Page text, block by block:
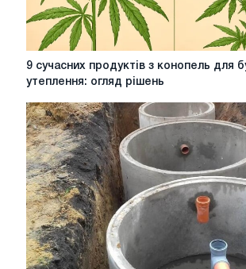
9
з
конопель
для
будівництва
та
утеплення:
огляд
рішень
9 сучасних продуктів з конопель для
утеплення: огляд рішень